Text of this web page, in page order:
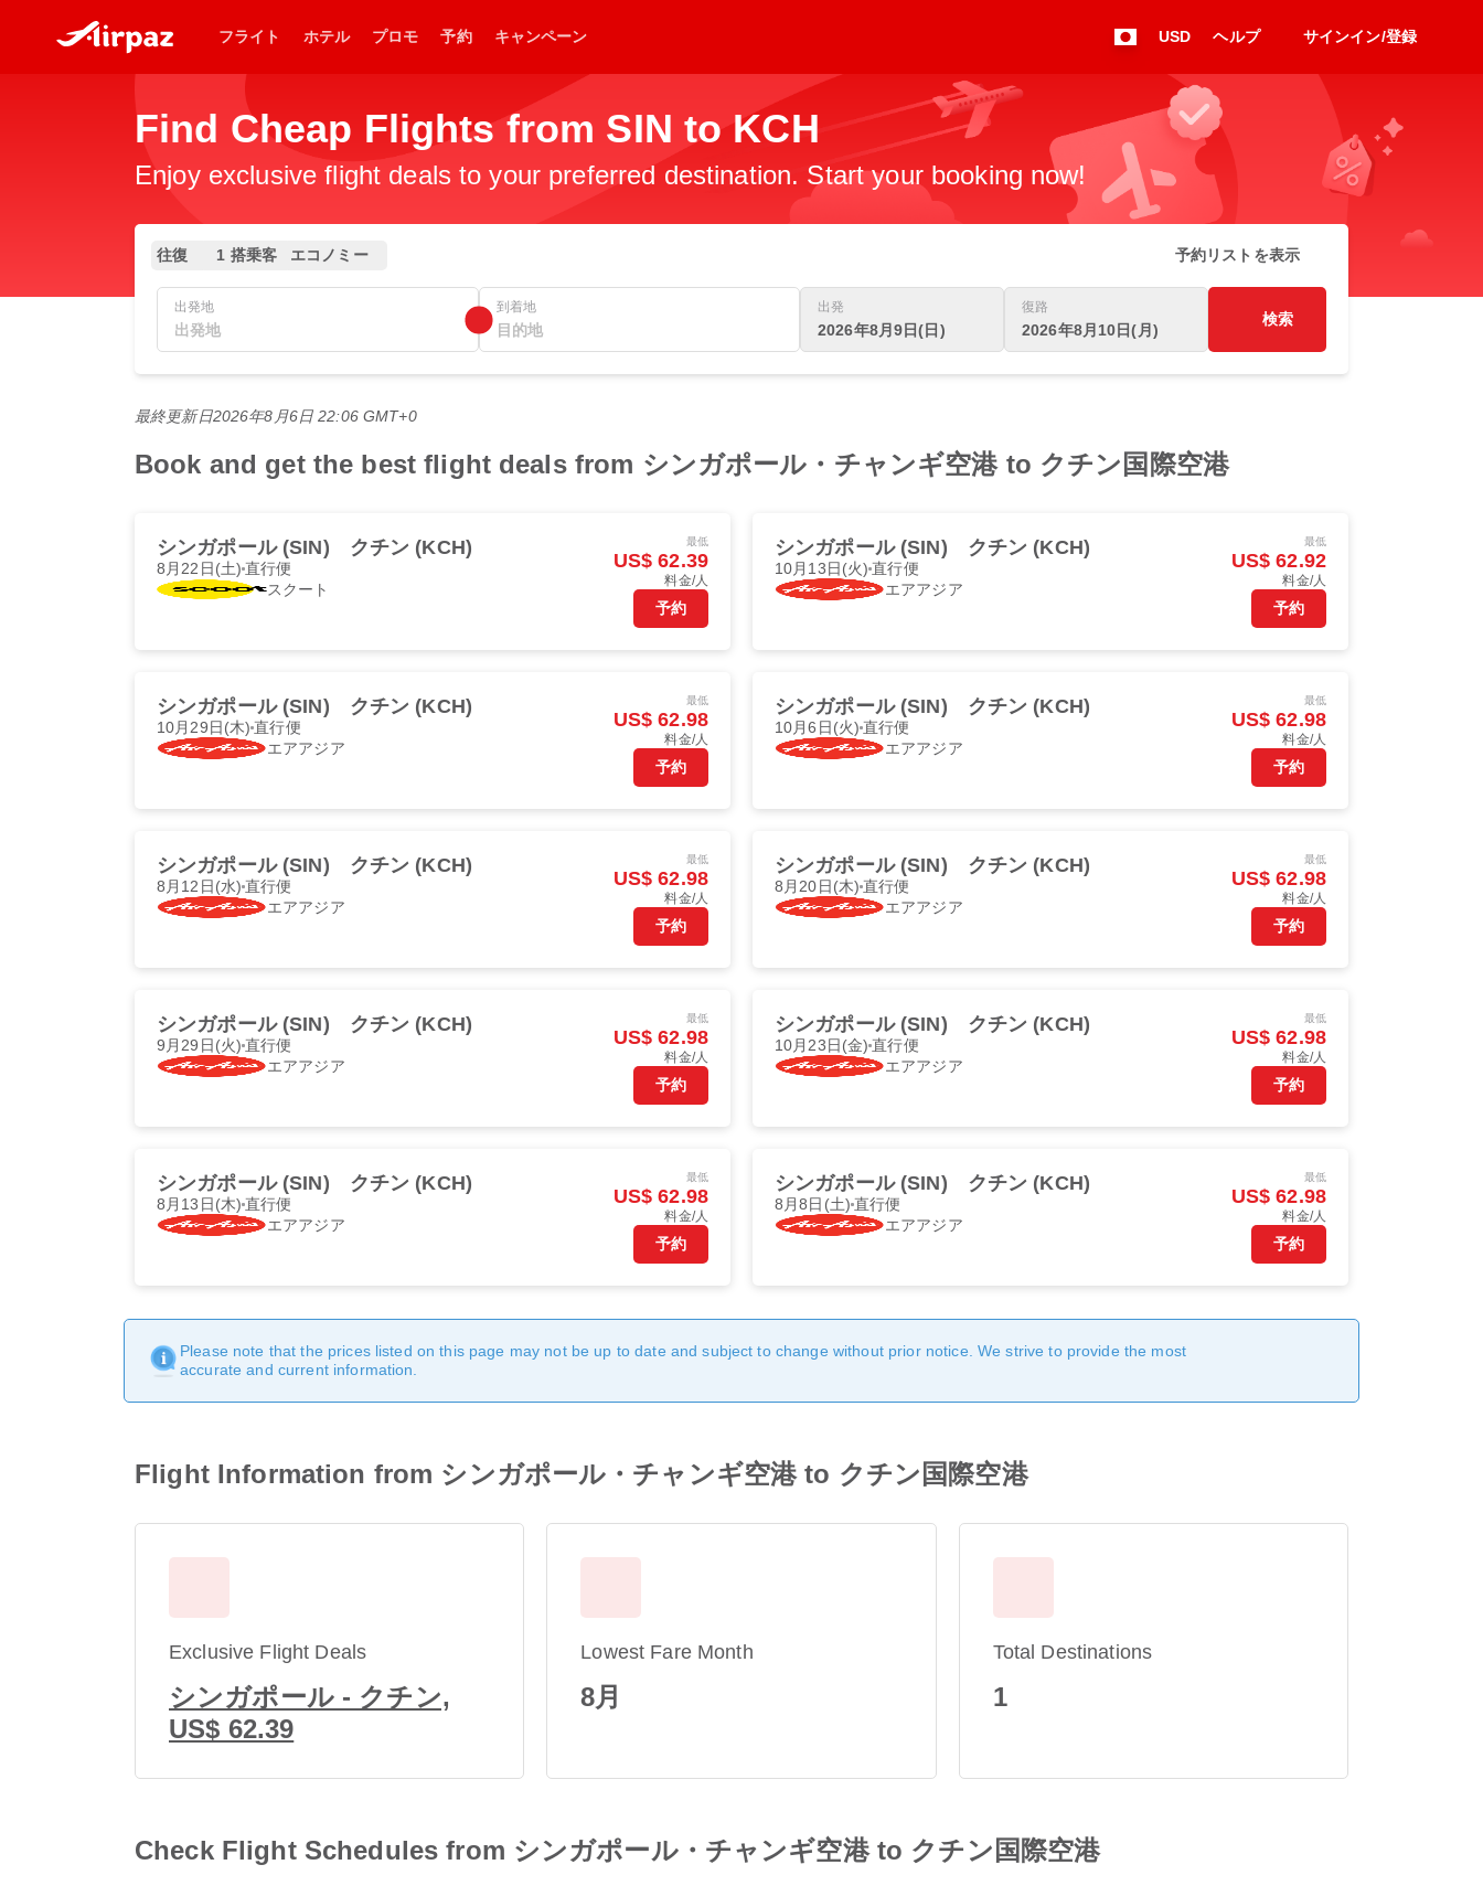
フライト ホテル プロモ 予約 キャンペーン USD ヘルプ サインイン/登録
Find Cheap Flights from SIN to KCH
Enjoy exclusive flight deals to your preferred destination. Start your booking now!
往復 1 搭乗客 エコノミー 予約リストを表示
出発地 到着地 出発
2026年8月9日(日)
復路
2026年8月10日(月)
検索
最終更新日2026年8月6日 22:06 GMT+0
Book and get the best flight deals from シンガポール・チャンギ空港 to クチン国際空港
シンガポール (SIN) クチン (KCH)
8月22日(土)直行便
スクート
最低
US$ 62.39
料金/人
予約
シンガポール (SIN) クチン (KCH)
10月13日(火)直行便
エアアジア
最低
US$ 62.92
料金/人
予約
シンガポール (SIN) クチン (KCH)
10月29日(木)直行便
エアアジア
最低
US$ 62.98
料金/人
予約
シンガポール (SIN) クチン (KCH)
10月6日(火)直行便
エアアジア
最低
US$ 62.98
料金/人
予約
シンガポール (SIN) クチン (KCH)
8月12日(水)直行便
エアアジア
最低
US$ 62.98
料金/人
予約
シンガポール (SIN) クチン (KCH)
8月20日(木)直行便
エアアジア
最低
US$ 62.98
料金/人
予約
シンガポール (SIN) クチン (KCH)
9月29日(火)直行便
エアアジア
最低
US$ 62.98
料金/人
予約
シンガポール (SIN) クチン (KCH)
10月23日(金)直行便
エアアジア
最低
US$ 62.98
料金/人
予約
シンガポール (SIN) クチン (KCH)
8月13日(木)直行便
エアアジア
最低
US$ 62.98
料金/人
予約
シンガポール (SIN) クチン (KCH)
8月8日(土) 直行便
エアアジア
最低
US$ 62.98
料金/人
予約
Please note that the prices listed on this page may not be up to date and subject to change without prior notice. We strive to provide the most
accurate and current information.
Flight Information from シンガポール・チャンギ空港 to クチン国際空港
Exclusive Flight Deals
シンガポール - クチン,
US$ 62.39
Lowest Fare Month
8月
Total Destinations
1
Check Flight Schedules from シンガポール・チャンギ空港 to クチン国際空港